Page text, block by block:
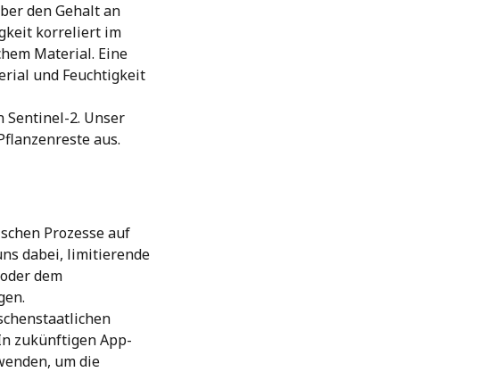
den Gehalt an
korreliert im
Material. Eine
und Feuchtigkeit
2. Unser
aus.
Prozesse auf
dabei, limitierende
dem
zukünftigen App-
um die